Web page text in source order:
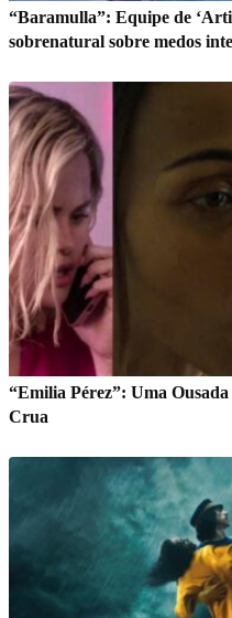
“Baramulla”: Equipe de
sobrenatural sobre medos
“Emilia Pérez”: Uma
Crua